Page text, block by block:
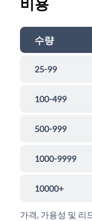
수량
25-99
100-499
500-999
1000-9999
10000+
가격, 가용성 및 리